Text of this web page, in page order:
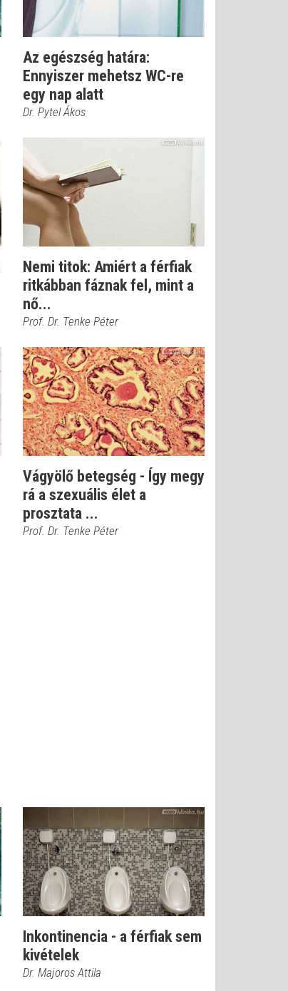
Az egészség határa:
Ennyiszer mehetsz WC-re
egy nap alatt
Dr. Pytel Ákos
Nemi titok: Amiért a férfiak
ritkábban fáznak fel, mint a
nő...
Prof. Dr. Tenke Péter
Vágyölő betegség - Így megy
rá a szexuális élet a
prosztata ...
Prof. Dr. Tenke Péter
Inkontinencia - a férfiak sem
kivételek
Dr. Majoros Attila